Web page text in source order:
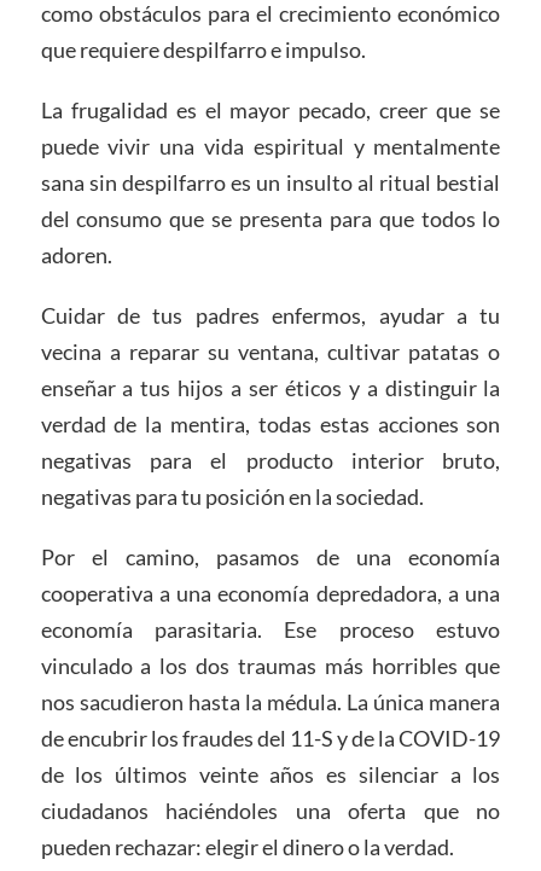
como obstáculos para el crecimiento económico
que requiere despilfarro e impulso.
La frugalidad es el mayor pecado, creer que se
puede vivir una vida espiritual y mentalmente
sana sin despilfarro es un insulto al ritual bestial
del consumo que se presenta para que todos lo
adoren.
Cuidar de tus padres enfermos, ayudar a tu
vecina a reparar su ventana, cultivar patatas o
enseñar a tus hijos a ser éticos y a distinguir la
verdad de la mentira, todas estas acciones son
negativas para el producto interior bruto,
negativas para tu posición en la sociedad.
Por el camino, pasamos de una economía
cooperativa a una economía depredadora, a una
economía parasitaria. Ese proceso estuvo
vinculado a los dos traumas más horribles que
nos sacudieron hasta la médula. La única manera
de encubrir los fraudes del 11-S y de la COVID-19
de los últimos veinte años es silenciar a los
ciudadanos haciéndoles una oferta que no
pueden rechazar: elegir el dinero o la verdad.